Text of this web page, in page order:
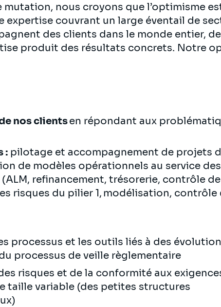
nous croyons que l’optimisme
couvrant un large éventail de
des clients dans le monde entier,
produit des résultats concrets. Notre
nos clientsen répondant aux
: pilotage et accompagnement de projets
de modèles opérationnels au service des
refinancement, trésorerie, contrôle de
risques du pilier 1, modélisation, contrôle
processus et les outils liés à des
processus de veille règlementaire
risques et de la conformité aux
taille variable (des petites structures